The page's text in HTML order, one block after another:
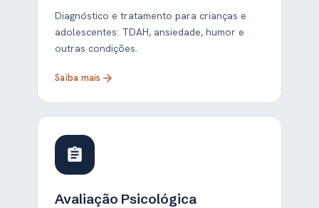
Diagnóstico e tratamento para crianças e
adolescentes: TDAH, ansiedade, humor e
outras condições.
Saiba mais arrow_forward
assignment
Avaliação Psicológica